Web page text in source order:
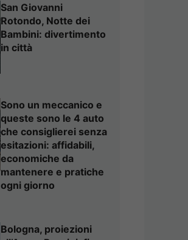
San Giovanni
Rotondo, Notte dei
Bambini: divertimento
in città
Sono un meccanico e
queste sono le 4 auto
che consiglierei senza
esitazioni: affidabili,
economiche da
mantenere e pratiche
ogni giorno
Bologna, proiezioni